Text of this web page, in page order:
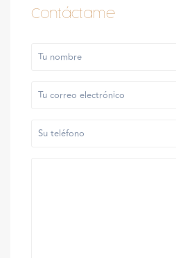
Contáctame